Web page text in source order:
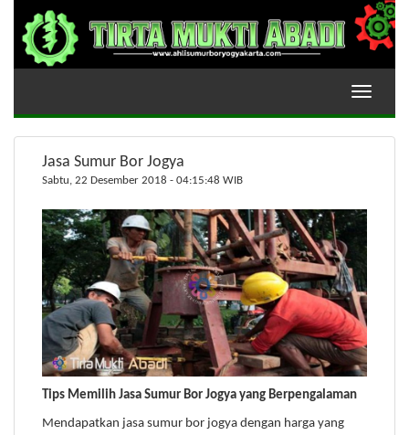
Toggle
Jasa Sumur Bor Jogya
Sabtu, 22 Desember 2018 - 04:15:48 WIB
Tips Memilih Jasa Sumur Bor Jogya yang Berpengalaman
Mendapatkan jasa sumur bor jogya dengan harga yang